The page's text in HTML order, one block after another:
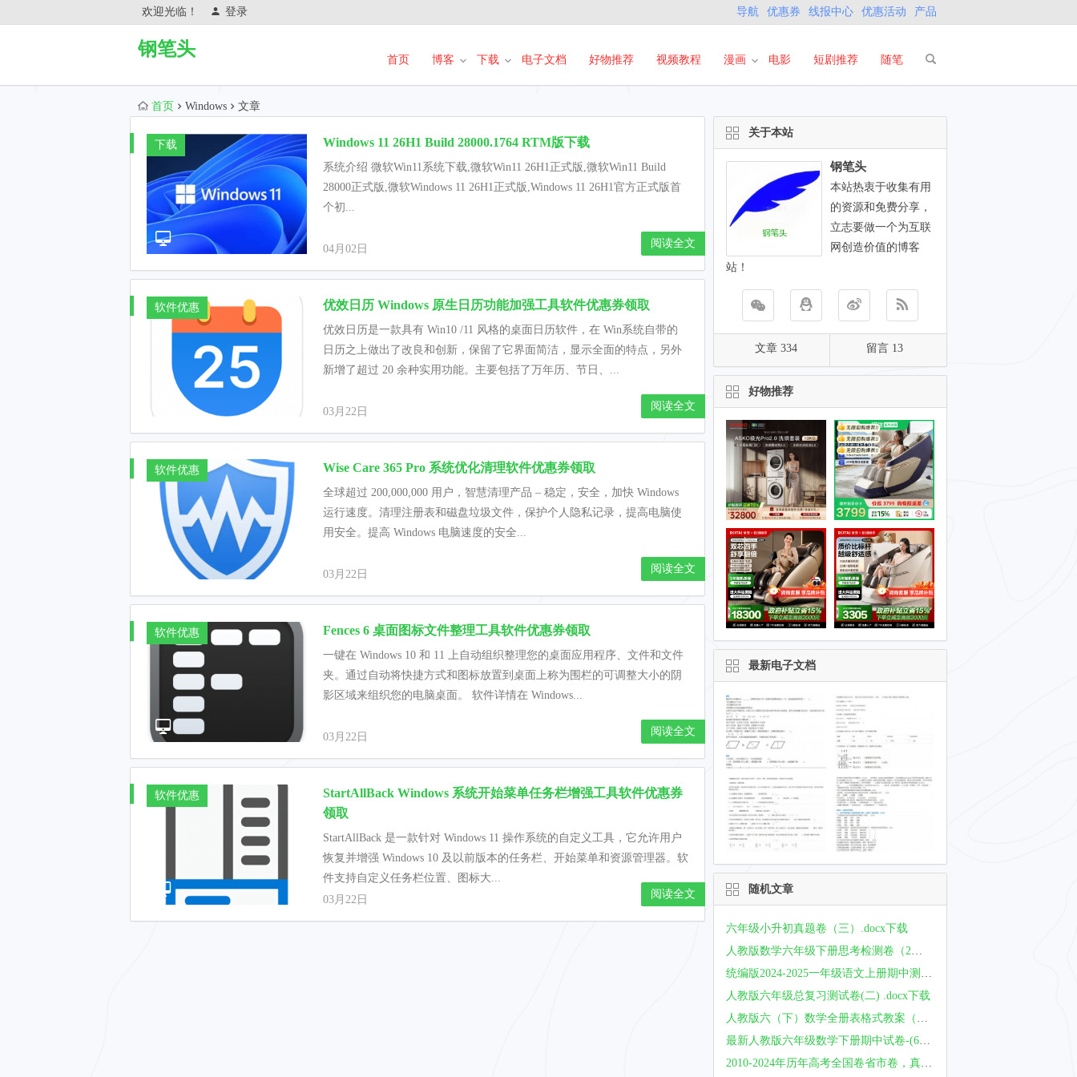
欢迎光临！ 登录 导航 优惠券 线报中心 优惠活动 产品
钢笔头
首页 博客 下载 电子文档 好物推荐 视频教程 漫画 电影 短剧推荐 随笔
首页 Windows 文章
下载 Windows 11 26H1 Build 28000.1764 RTM版下载
系统介绍 微软Win11系统下载,微软Win11 26H1正式版,微软Win11 Build
28000正式版,微软Windows 11 26H1正式版,Windows 11 26H1官方正式版首
个初...
04月02日 阅读全文
软件优惠 优效日历 Windows 原生日历功能加强工具软件优惠券领取
优效日历是一款具有 Win10 /11 风格的桌面日历软件，在 Win系统自带的
日历之上做出了改良和创新，保留了它界面简洁，显示全面的特点，另外
新增了超过 20 余种实用功能。主要包括了万年历、节日、...
03月22日 阅读全文
软件优惠 Wise Care 365 Pro 系统优化清理软件优惠券领取
全球超过 200,000,000 用户，智慧清理产品 – 稳定，安全，加快 Windows
运行速度。清理注册表和磁盘垃圾文件，保护个人隐私记录，提高电脑使
用安全。提高 Windows 电脑速度的安全...
03月22日 阅读全文
软件优惠 Fences 6 桌面图标文件整理工具软件优惠券领取
一键在 Windows 10 和 11 上自动组织整理您的桌面应用程序、文件和文件
夹。通过自动将快捷方式和图标放置到桌面上称为围栏的可调整大小的阴
影区域来组织您的电脑桌面。 软件详情在 Windows...
03月22日 阅读全文
软件优惠
StartAllBack Windows 系统开始菜单任务栏增强工具软件优惠券
领取
StartAllBack 是一款针对 Windows 11 操作系统的自定义工具，它允许用户
恢复并增强 Windows 10 及以前版本的任务栏、开始菜单和资源管理器。软
件支持自定义任务栏位置、图标大...
03月22日
阅读全文
关于本站
钢笔头
本站热衷于收集有用
的资源和免费分享，
立志要做一个为互联
网创造价值的博客
站！
文章 334 留言 13
好物推荐
最新电子文档
随机文章
六年级小升初真题卷（三）.docx下载
人教版数学六年级下册思考检测卷（2）.docx下载
统编版2024-2025一年级语文上册期中测试卷免费下载（附答案）
人教版六年级总复习测试卷(二) .docx下载
人教版六（下）数学全册表格式教案（75页）.doc 下载
最新人教版六年级数学下册期中试卷-(6)及答案.doc下载
2010-2024年历年高考全国卷省市卷，真题分类汇编电子版免费下载